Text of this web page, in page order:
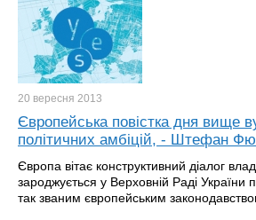
20 вересня 2013
Європейська повістка дня вище
політичних амбіцій, - Штефан
Європа вітає конструктивний діалог
зароджується у Верховній Раді України
так званим європейським